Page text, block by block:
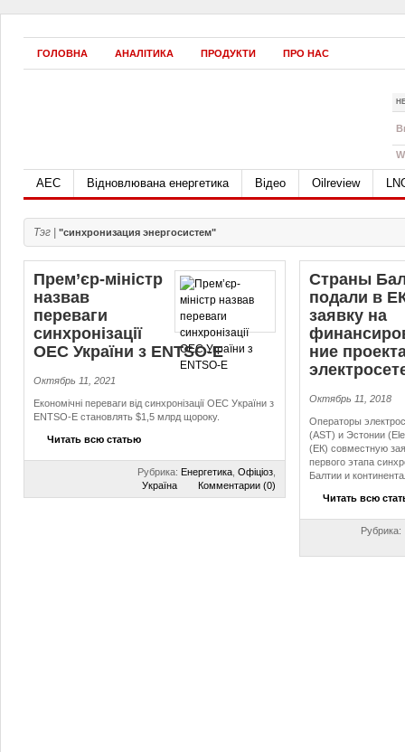
ГОЛОВНА АНАЛІТИКА ПРОДУКТИ ПРО НАС
АЕС Відновлювана енергетика Відео Oilreview
Тэг | "синхронизация энергосистем"
Прем’єр-міністр
назвав
переваги
синхронізації
ОЕС України з ENTSO-E
Октябрь 11, 2021
Економічні переваги від синхронізації ОЕС України з
ENTSO-E становлять $1,5 млрд щороку.
Читать всю статью
Рубрика: Енергетика Офіціоз
Україна
Комментарии (0)
Страны
подали в
заявку на
ние
Октябрь 11, 2018
Операторы
(AST) и Эстонии
(ЕК) совместную
первого этапа
Балтии и
Читать всю
Рубрика: